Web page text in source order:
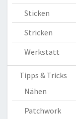
Sticken
Stricken
Werkstatt
Tipps & Tricks
Nähen
Patchwork